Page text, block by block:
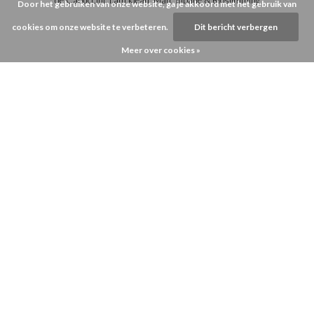
Door het gebruiken van onze website, ga je akkoord met het gebruik van
cookies om onze website te verbeteren. Dit bericht verbergen
Meer over cookies »